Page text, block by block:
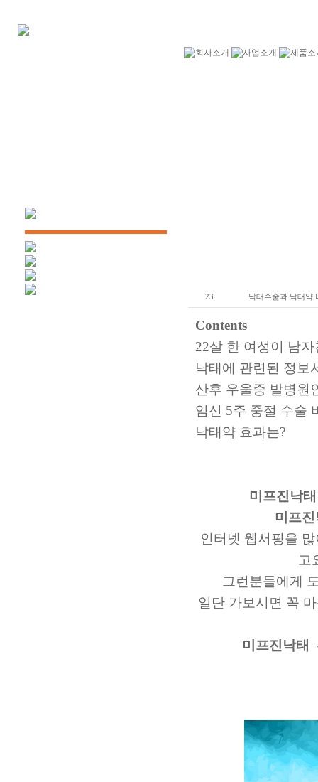
23 낙태수술과 낙태약
Contents
22살 한 여성이 남
낙태에 관련된 정보
산후 우울증 발병원
임신 5주 중절 수술
낙태약 효과는?
미프진낙태
미프
인터넷 웹서핑을
고
그런분들에게
일단 가보시면 꼭
미프진낙태